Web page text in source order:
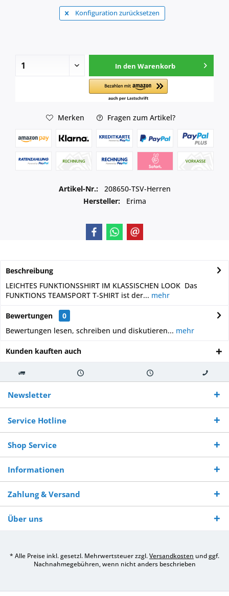
Konfiguration zurücksetzen
In den Warenkorb
Merken Fragen zum Artikel?
Artikel-Nr.:
208650-TSV-Herren
Hersteller:
Erima
Beschreibung
LEICHTES FUNKTIONSSHIRT IM KLASSISCHEN LOOK Das
FUNKTIONS TEAMSPORT T-SHIRT ist der... mehr
Bewertungen
0
Bewertungen lesen, schreiben und diskutieren... mehr
Kunden kauften auch
Kostenloser
Versand ab €
250,-
Versand innerhalb von Versand von So erreichen
Sie uns 0160
970 511 90
Newsletter
Service Hotline
Shop Service
Informationen
Zahlung & Versand
Über uns
* Alle Preise inkl. gesetzl. Mehrwertsteuer zzgl.Versandkosten und ggf.
Nachnahmegebühren, wenn nicht anders beschrieben